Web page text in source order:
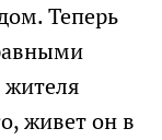
Теперь
живет он в